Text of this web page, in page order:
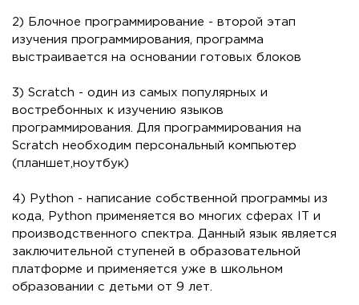
2) Блочное программирование - второй этап
изучения программирования, программа
выстраивается на основании готовых блоков
3) Scratch - один из самых популярных и
востребонных к изучению языков
программирования. Для программирования на
Scratch необходим персональный компьютер
(планшет,ноутбук)
4) Python - написание собственной программы из
кода, Python применяется во многих сферах IT и
производственного спектра. Данный язык является
заключительной ступеней в образовательной
платформе и применяется уже в школьном
образовании с детьми от 9 лет.